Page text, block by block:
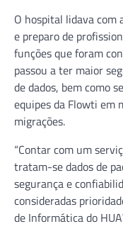
O hospital lidava com
e preparo de
funções que foram
passou a ter maior
de dados, bem como
equipes da Flowti em
migrações.
“Contar com um
tratam-se dados de
segurança e
consideradas
de Informática do